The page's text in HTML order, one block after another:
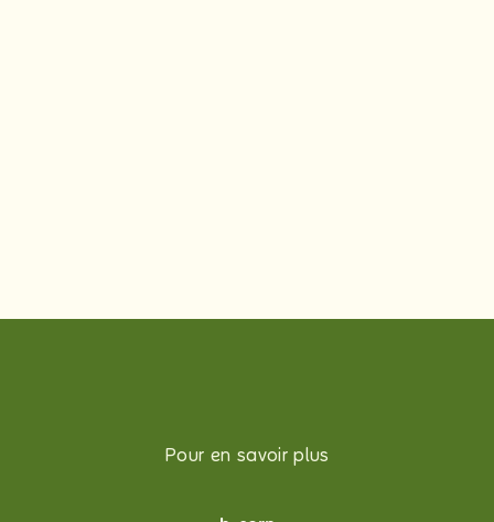
Pour en savoir plus